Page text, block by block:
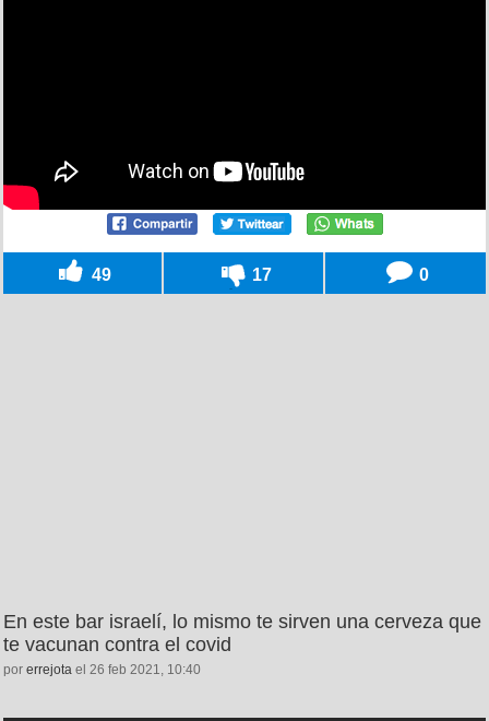
49 17 0
En este bar israelí, lo mismo te sirven una cerveza que
te vacunan contra el covid
por errejota el 26 feb 2021, 10:40